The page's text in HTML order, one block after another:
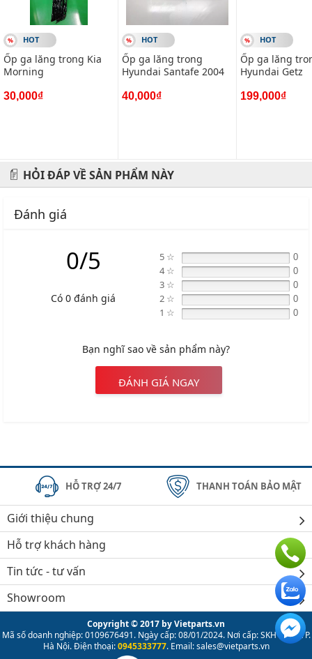
HOT
Ốp ga lăng trong Kia
Morning
30,000₫
HOT
Ốp ga lăng trong
Hyundai Santafe 2004
40,000₫
HOT
Ốp ga lăng
Hyundai Getz
199,000₫
HỎI ĐÁP VỀ SẢN PHẨM NÀY
Đánh giá
0/5
Có 0 đánh giá
5 ☆ 0
4 ☆ 0
3 ☆ 0
2 ☆ 0
1 ☆ 0
Bạn nghĩ sao về sản phẩm này?
ĐÁNH GIÁ NGAY
HỖ TRỢ 24/7 THANH TOÁN BẢO MẬT
Giới thiệu chung
Hỗ trợ khách hàng
Tin tức - tư vấn
Showroom
Copyright © 2017 by Vietparts.vn
Mã số doanh nghiệp: 0109676491. Ngày cấp: 08/01/2024. Nơi cấp: SKH & ĐT TP.
Hà Nội. Điện thoại:0945333777. Email: sales@vietparts.vn